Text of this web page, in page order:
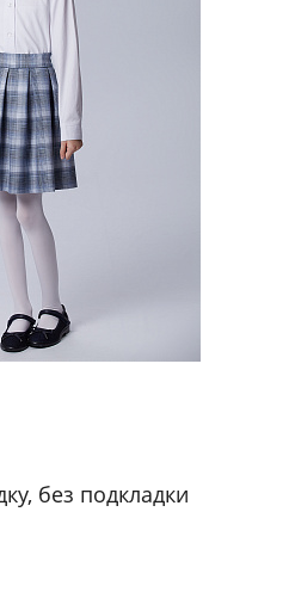
без подкладки